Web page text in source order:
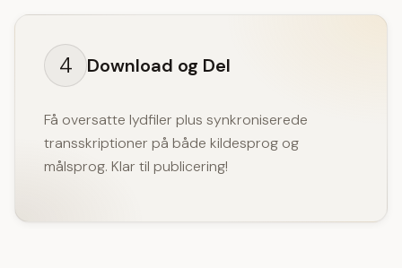
4 Download og Del
Få oversatte lydfiler plus synkroniserede
transskriptioner på både kildesprog og
målsprog. Klar til publicering!